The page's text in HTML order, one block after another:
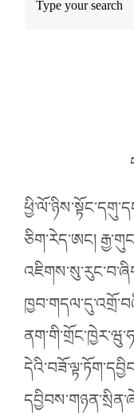
ཅིག་རེད་ཨང།